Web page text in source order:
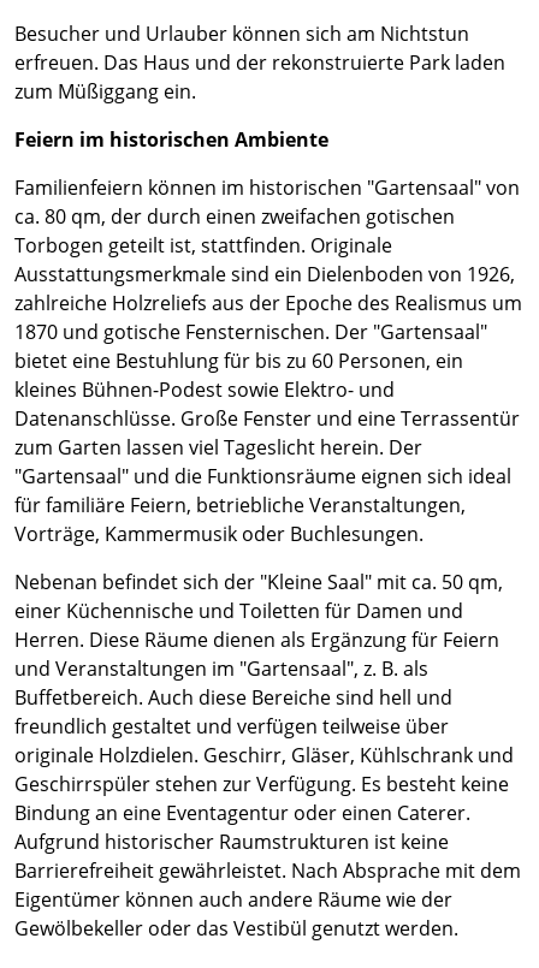
Besucher und Urlauber können sich am Nichtstun
erfreuen. Das Haus und der rekonstruierte Park laden
zum Müßiggang ein.
Feiern im historischen Ambiente
Familienfeiern können im historischen "Gartensaal" von
ca. 80 qm, der durch einen zweifachen gotischen
Torbogen geteilt ist, stattfinden. Originale
Ausstattungsmerkmale sind ein Dielenboden von 1926,
zahlreiche Holzreliefs aus der Epoche des Realismus um
1870 und gotische Fensternischen. Der "Gartensaal"
bietet eine Bestuhlung für bis zu 60 Personen, ein
kleines Bühnen-Podest sowie Elektro- und
Datenanschlüsse. Große Fenster und eine Terrassentür
zum Garten lassen viel Tageslicht herein. Der
"Gartensaal" und die Funktionsräume eignen sich ideal
für familiäre Feiern, betriebliche Veranstaltungen,
Vorträge, Kammermusik oder Buchlesungen.
Nebenan befindet sich der "Kleine Saal" mit ca. 50 qm,
einer Küchennische und Toiletten für Damen und
Herren. Diese Räume dienen als Ergänzung für Feiern
und Veranstaltungen im "Gartensaal", z. B. als
Buffetbereich. Auch diese Bereiche sind hell und
freundlich gestaltet und verfügen teilweise über
originale Holzdielen. Geschirr, Gläser, Kühlschrank und
Geschirrspüler stehen zur Verfügung. Es besteht keine
Bindung an eine Eventagentur oder einen Caterer.
Aufgrund historischer Raumstrukturen ist keine
Barrierefreiheit gewährleistet. Nach Absprache mit dem
Eigentümer können auch andere Räume wie der
Gewölbekeller oder das Vestibül genutzt werden.